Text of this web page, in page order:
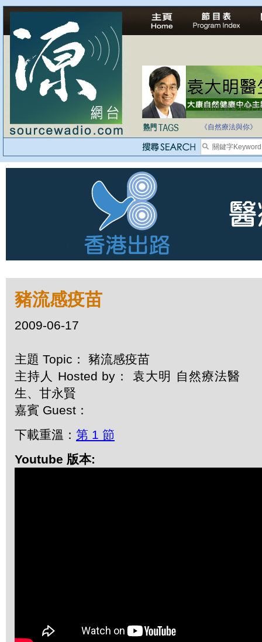
法治社會並不等同
《自然療法與你》
豬流感疫苗
2009-06-17
主題 Topic： 豬流感疫苗
主持人 Hosted by： 袁大明 自然療法醫
生、甘永賢
嘉賓 Guest：
下載重溫： 第 1 節
Youtube 版本: